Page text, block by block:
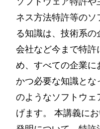
ネス方法特許等の
る知識は、技術系
会社など今まで特許
め、すべての企業
かつ必要な知識とな
のようなソフトウェ
げます。 本講義に